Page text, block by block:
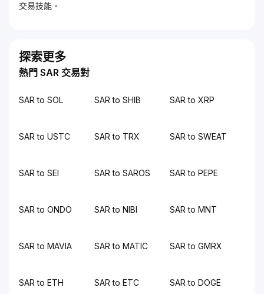
交易技能。
探索更多
熱門 SAR 交易對
SAR to SOL SAR to SHIB SAR to XRP
SAR to USTC SAR to TRX SAR to SWEAT
SAR to SEI SAR to SAROS SAR to PEPE
SAR to ONDO SAR to NIBI SAR to MNT
SAR to MAVIA SAR to MATIC SAR to GMRX
SAR to ETH SAR to ETC SAR to DOGE